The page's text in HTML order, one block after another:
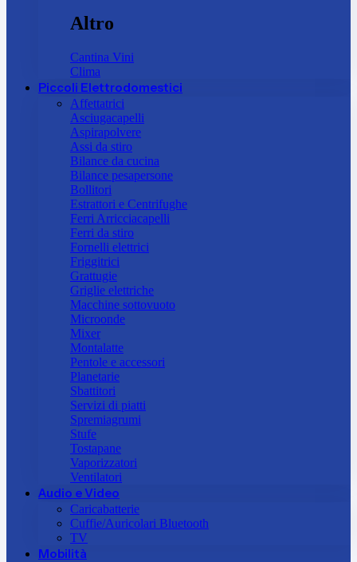
Altro
Cantina Vini
Clima
Piccoli Elettrodomestici
Affettatrici
Asciugacapelli
Aspirapolvere
Assi da stiro
Bilance da cucina
Bilance pesapersone
Bollitori
Estrattori e Centrifughe
Ferri Arricciacapelli
Ferri da stiro
Fornelli elettrici
Friggitrici
Grattugie
Griglie elettriche
Macchine sottovuoto
Microonde
Mixer
Montalatte
Pentole e accessori
Planetarie
Sbattitori
Servizi di piatti
Spremiagrumi
Stufe
Tostapane
Vaporizzatori
Ventilatori
Audio e Video
Caricabatterie
Cuffie/Auricolari Bluetooth
TV
Mobilità